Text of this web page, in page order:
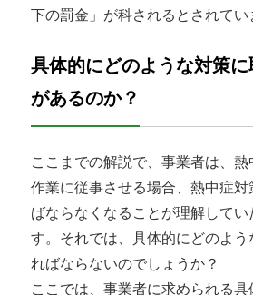
下の罰金」が科されるとされてい
具体的にどのような対策
があるのか？
ここまでの解説で、事業者は、
作業に従事させる場合、熱中症
ばならなくなることが理解してい
す。それでは、具体的にどのよ
ればならないのでしょうか？
ここでは、事業者に求められる